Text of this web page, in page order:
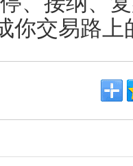
你交易路上